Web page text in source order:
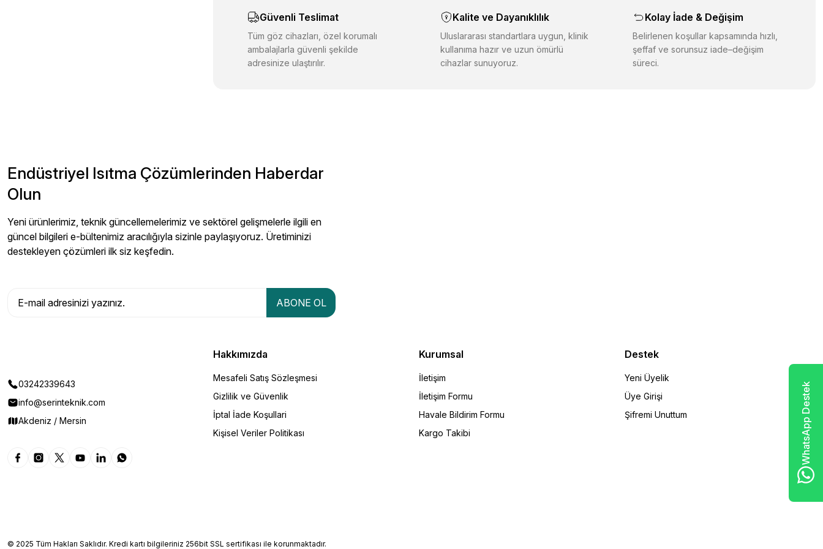
Ürün fiyatı diğer sitelerden daha pahalı.
Bu ürüne benzer farklı alternatifler olmalı.
Güvenli Teslimat
Tüm göz cihazları, özel korumalı
ambalajlarla güvenli şekilde
adresinize ulaştırılır.
Kalite ve Dayanıklılık
Uluslararası standartlara uygun, klinik
kullanıma hazır ve uzun ömürlü
cihazlar sunuyoruz.
Kolay İade & Değişim
Belirlenen koşullar kapsamında hızlı,
şeffaf ve sorunsuz iade–değişim
süreci.
Endüstriyel Isıtma Çözümlerinden Haberdar
Olun
Yeni ürünlerimiz, teknik güncellemelerimiz ve sektörel gelişmelerle ilgili en
güncel bilgileri e-bültenimiz aracılığıyla sizinle paylaşıyoruz. Üretiminizi
destekleyen çözümleri ilk siz keşfedin.
ABONE OL
03242339643
info@serinteknik.com
Akdeniz / Mersin
Hakkımızda
Mesafeli Satış Sözleşmesi
Gizlilik ve Güvenlik
İptal İade Koşullari
Kişisel Veriler Politikası
Kurumsal
İletişim
İletişim Formu
Havale Bildirim Formu
Kargo Takibi
Destek
Yeni Üyelik
Üye Girişi
Şifremi Unuttum
© 2025 Tüm Hakları Saklıdır. Kredi kartı bilgileriniz 256bit SSL sertifikası ile korunmaktadır.
WhatsApp Destek